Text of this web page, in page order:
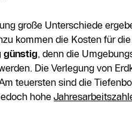
große Unterschiede
kommen die Kosten für
günstig, denn die
Die Verlegung von
teuersten sind die
hohe